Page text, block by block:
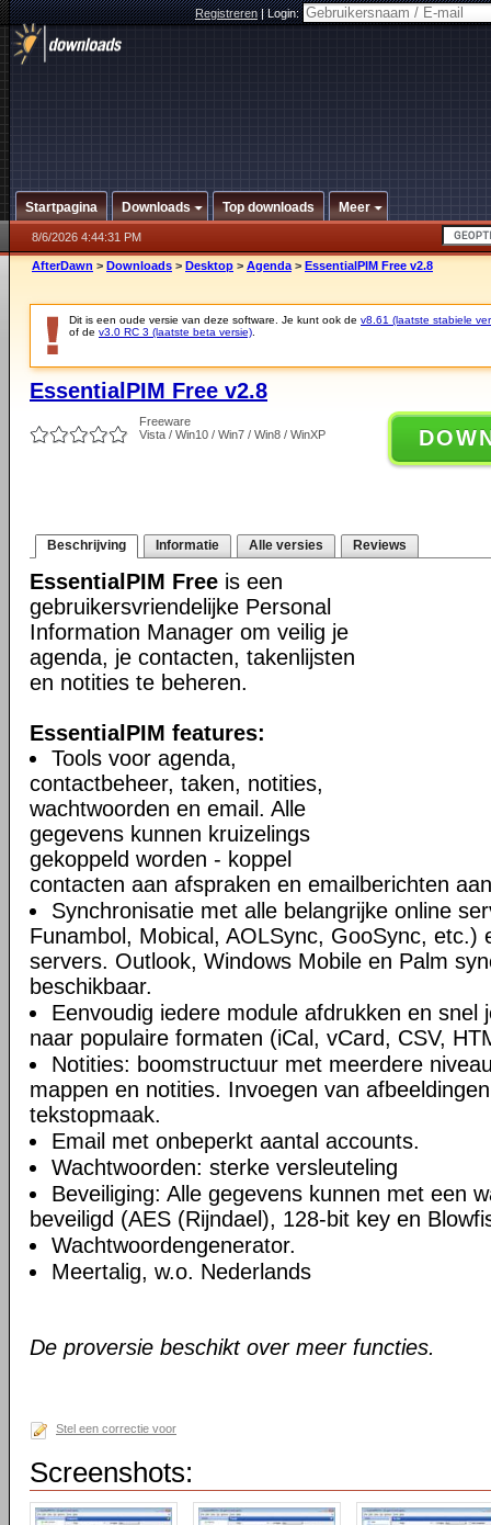
Registreren|Login:
Startpagina Downloads Top downloads Meer
8/6/2026 4:44:31 PM
AfterDawn > Downloads > Desktop > Agenda > EssentialPIM Free v2.8
Dit is een oude versie van deze software. Je kunt ook de v8.61 (laatste stabiele
of de v3.0 RC 3 (laatste beta versie)
EssentialPIM Free v2.8
Freeware
Vista / Win10 / Win7 / Win8 / WinXP
Beschrijving Informatie Alle versies Reviews
EssentialPIM Free is een
gebruikersvriendelijke Personal
Information Manager om veilig je
agenda, je contacten, takenlijsten
en notities te beheren.
EssentialPIM features:
Tools voor agenda,
contactbeheer, taken, notities,
wachtwoorden en email. Alle
gegevens kunnen kruizelings
gekoppeld worden - koppel
contacten aan afspraken en emailberichten
Synchronisatie met alle belangrijke online
Funambol, Mobical, AOLSync, GooSync, etc.)
servers. Outlook, Windows Mobile en Palm
beschikbaar.
Eenvoudig iedere module afdrukken en snel
naar populaire formaten (iCal, vCard, CSV,
Notities: boomstructuur met meerdere
mappen en notities. Invoegen van
tekstopmaak.
Email met onbeperkt aantal accounts.
Wachtwoorden: sterke versleuteling
Beveiliging: Alle gegevens kunnen met een
beveiligd (AES (Rijndael), 128-bit key en
Wachtwoordengenerator.
Meertalig, w.o. Nederlands
De proversie beschikt over meer functies.
Stel een correctie voor
Screenshots: